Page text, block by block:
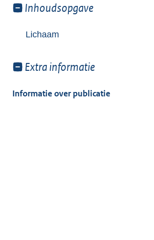
Toon
van:
Inhoudsopgave
Lichaam
Toon
van:
Extra informatie
Informatie over publicatie